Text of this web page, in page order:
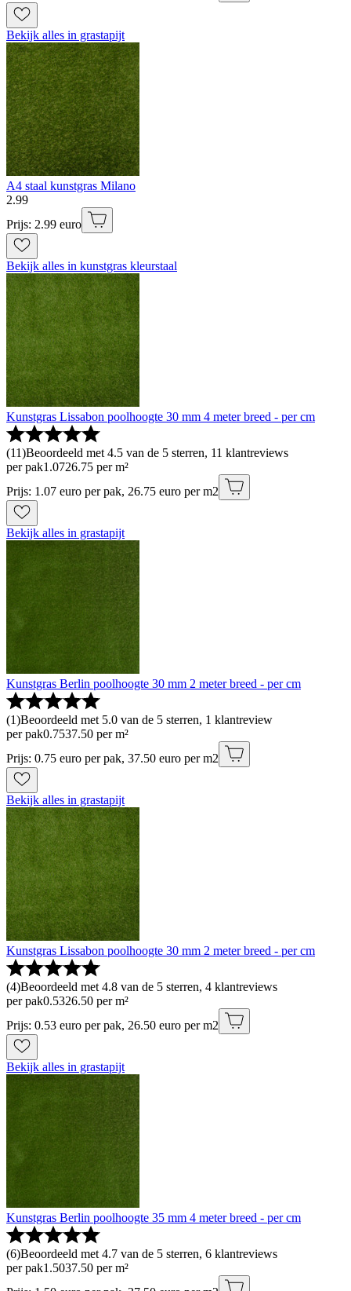
Bekijk alles in grastapijt
A4 staal kunstgras Milano
2.99
Prijs: 2.99 euro
Bekijk alles in kunstgras kleurstaal
Kunstgras Lissabon poolhoogte 30 mm 4 meter breed - per cm
(11)Beoordeeld met 4.5 van de 5 sterren, 11 klantreviews
per pak1 .0726.75 per m²
Prijs: 1.07 euro per pak, 26.75 euro per m2
Bekijk alles in grastapijt
Kunstgras Berlin poolhoogte 30 mm 2 meter breed - per cm
(1)Beoordeeld met 5.0 van de 5 sterren, 1 klantreview
per pak0.7537.50 per m²
Prijs: 0.75 euro per pak, 37.50 euro per m2
Bekijk alles in grastapijt
Kunstgras Lissabon poolhoogte 30 mm 2 meter breed - per cm
(4)Beoordeeld met 4.8 van de 5 sterren, 4 klantreviews
per pak0.5326.50 per m²
Prijs: 0.53 euro per pak, 26.50 euro per m2
Bekijk alles in grastapijt
Kunstgras Berlin poolhoogte 35 mm 4 meter breed - per cm
(6)Beoordeeld met 4.7 van de 5 sterren, 6 klantreviews
per pak1 .5037.50 per m²